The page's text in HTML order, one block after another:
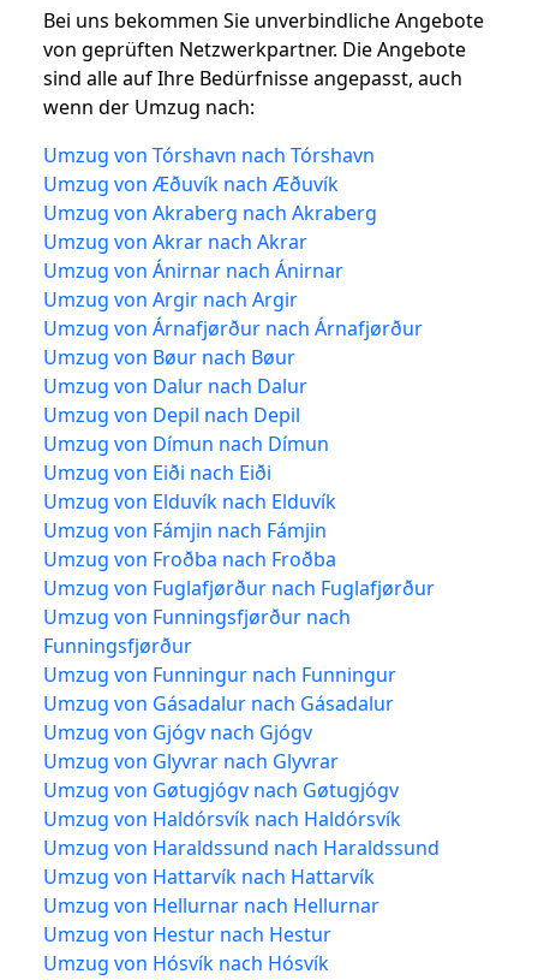
Bei uns bekommen Sie unverbindliche Angebote
von geprüften Netzwerkpartner. Die Angebote
sind alle auf Ihre Bedürfnisse angepasst, auch
wenn der Umzug nach:
Umzug von Tórshavn nach Tórshavn
Umzug von Æðuvík nach Æðuvík
Umzug von Akraberg nach Akraberg
Umzug von Akrar nach Akrar
Umzug von Ánirnar nach Ánirnar
Umzug von Argir nach Argir
Umzug von Árnafjørður nach Árnafjørður
Umzug von Bøur nach Bøur
Umzug von Dalur nach Dalur
Umzug von Depil nach Depil
Umzug von Dímun nach Dímun
Umzug von Eiði nach Eiði
Umzug von Elduvík nach Elduvík
Umzug von Fámjin nach Fámjin
Umzug von Froðba nach Froðba
Umzug von Fuglafjørður nach Fuglafjørður
Umzug von Funningsfjørður nach
Funningsfjørður
Umzug von Funningur nach Funningur
Umzug von Gásadalur nach Gásadalur
Umzug von Gjógv nach Gjógv
Umzug von Glyvrar nach Glyvrar
Umzug von Gøtugjógv nach Gøtugjógv
Umzug von Haldórsvík nach Haldórsvík
Umzug von Haraldssund nach Haraldssund
Umzug von Hattarvík nach Hattarvík
Umzug von Hellurnar nach Hellurnar
Umzug von Hestur nach Hestur
Umzug von Hósvík nach Hósvík